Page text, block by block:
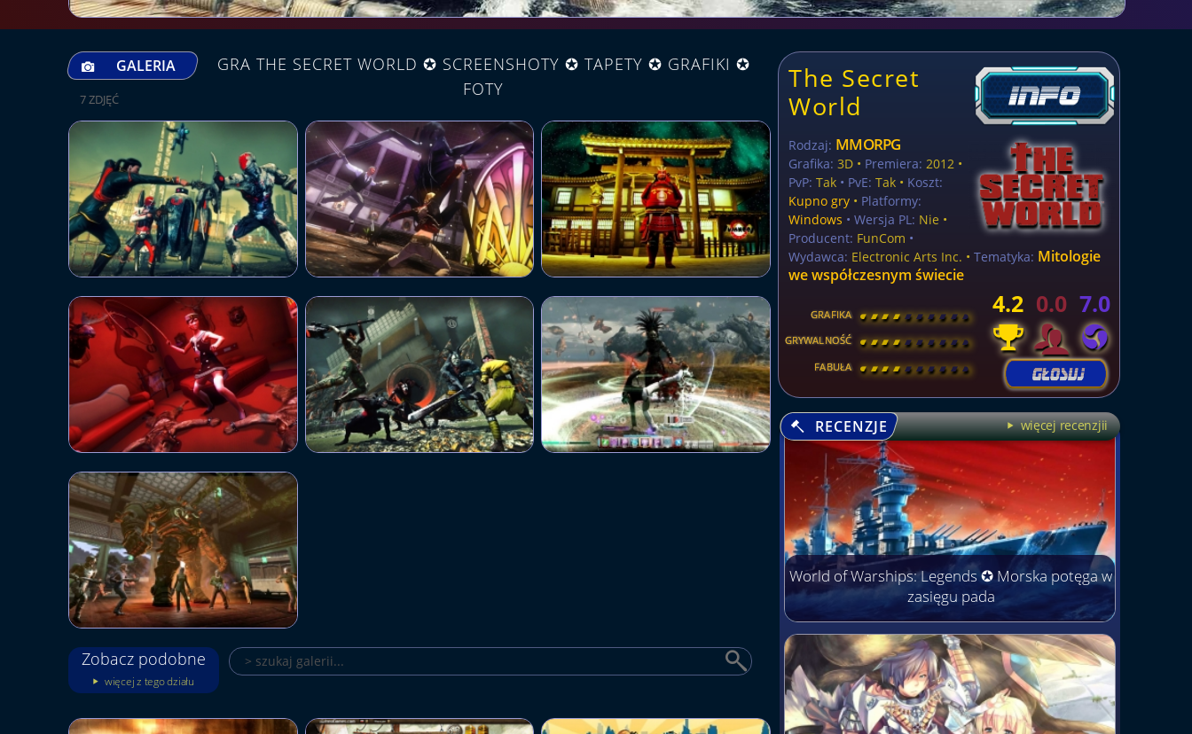
GALERIA
GRA THE SECRET WORLD ✪ SCREENSHOTY ✪ TAPETY ✪ GRAFIKI ✪
FOTY
7 ZDJĘĆ
Zobacz podobne
więcej z tego działu
The Secret
World
Rodzaj: MMORPG
Grafika: 3D • Premiera: 2012 •
PvP: Tak • PvE: Tak • Koszt:
Kupno gry • Platformy:
Windows • Wersja PL: Nie •
Producent: FunCom •
Wydawca: Electronic Arts Inc. •Tematyka: Mitologie
we współczesnym świecie
GRAFIKA [ \ \ \ \ \ \ \ \ ]
GRYWALNOŚĆ [ \ \ \ \ \ \ \ \ ]
FABUŁA [ \ \ \ \ \ \ \ \ ]
4.2 0.0 7.0
RECENZJE więcej recenzjii
World of Warships: Legends ✪ Morska potęga w
zasięgu pada